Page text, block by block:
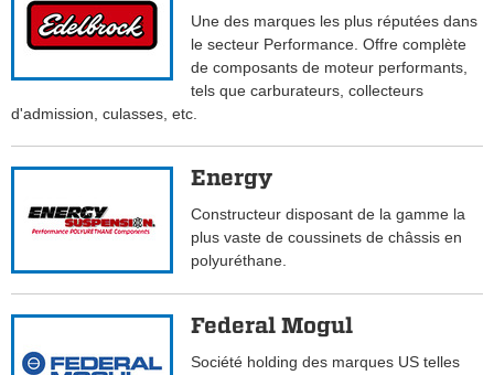
Une des marques les plus réputées dans
le secteur Performance. Offre complète
de composants de moteur performants,
tels que carburateurs, collecteurs
d'admission, culasses, etc.
Energy
Constructeur disposant de la gamme la
plus vaste de coussinets de châssis en
polyuréthane.
Federal Mogul
Société holding des marques US telles